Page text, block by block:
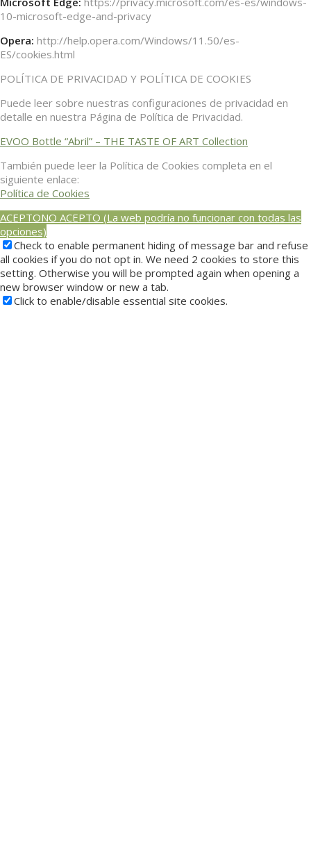
10-microsoft-edge-and-privacy
Opera: http://help.opera.com/Windows/11.50/es-
ES/cookies.html
POLÍTICA DE PRIVACIDAD Y POLÍTICA DE COOKIES
Puede leer sobre nuestras configuraciones de privacidad en
detalle en nuestra Página de Política de Privacidad.
EVOO Bottle “Abril” – THE TASTE OF ART Collection
También puede leer la Política de Cookies completa en el
siguiente enlace:
Política de Cookies
ACEPTONO ACEPTO (La web podría no funcionar con todas las
opciones)
Check to enable permanent hiding of message bar and refuse
all cookies if you do not opt in. We need 2 cookies to store this
setting. Otherwise you will be prompted again when opening a
new browser window or new a tab.
Click to enable/disable essential site cookies.